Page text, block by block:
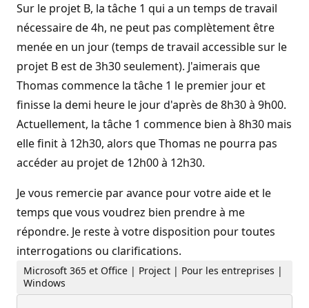
Sur le projet B, la tâche 1 qui a un temps de travail
nécessaire de 4h, ne peut pas complètement être
menée en un jour (temps de travail accessible sur le
projet B est de 3h30 seulement). J'aimerais que
Thomas commence la tâche 1 le premier jour et
finisse la demi heure le jour d'après de 8h30 à 9h00.
Actuellement, la tâche 1 commence bien à 8h30 mais
elle finit à 12h30, alors que Thomas ne pourra pas
accéder au projet de 12h00 à 12h30.
Je vous remercie par avance pour votre aide et le
temps que vous voudrez bien prendre à me
répondre. Je reste à votre disposition pour toutes
interrogations ou clarifications.
Microsoft 365 et Office | Project | Pour les entreprises |
Windows